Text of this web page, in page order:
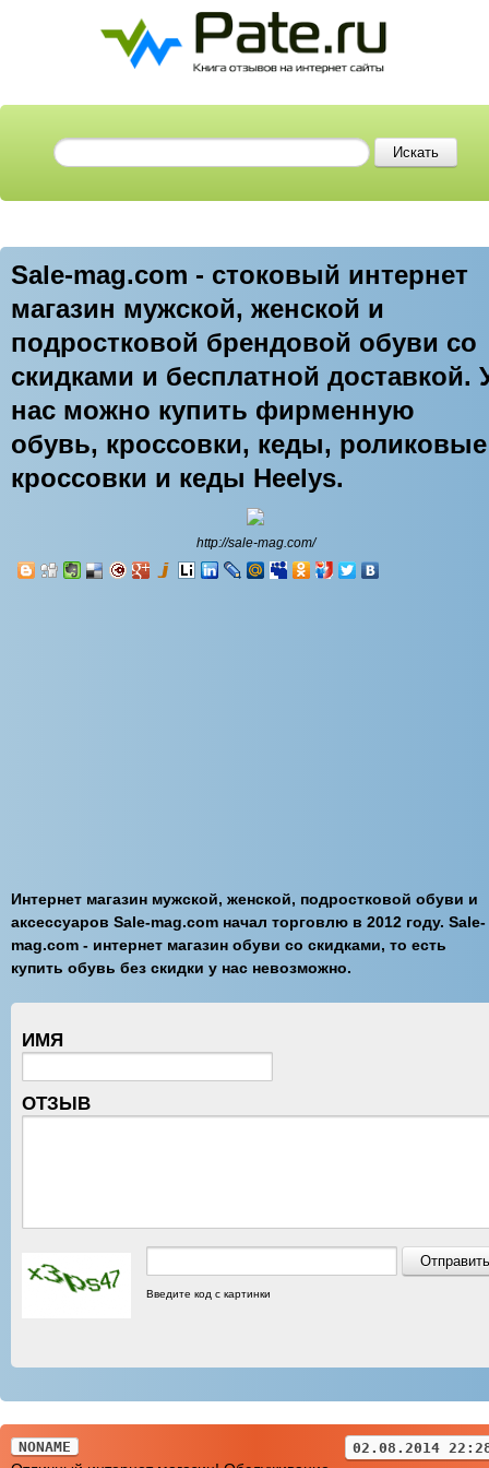
Sale-mag.com - стоковый интернет
магазин мужской, женской и
подростковой брендовой обуви со
скидками и бесплатной доставкой.
нас можно купить фирменную
обувь, кроссовки, кеды, роликовые
кроссовки и кеды Heelys.
http://sale-mag.com/
Интернет магазин мужской, женской, подростковой обуви и
аксессуаров Sale-mag.com начал торговлю в 2012 году. Sale-
mag.com - интернет магазин обуви со скидками, то есть
купить обувь без скидки у нас невозможно.
ИМЯ
ОТЗЫВ
Введите код с картинки
NONAME 02.08.2014